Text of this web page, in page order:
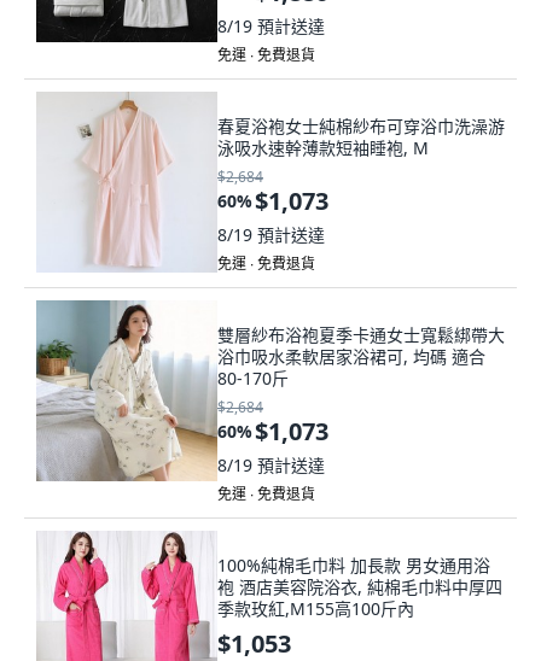
8/19 預計送達
免運 ∙ 免費退貨
春夏浴袍女士純棉紗布可穿浴巾洗澡游
泳吸水速幹薄款短袖睡袍, M
$2,684
60%$1,073
8/19 預計送達
免運 ∙ 免費退貨
雙層紗布浴袍夏季卡通女士寬鬆綁帶大
浴巾吸水柔軟居家浴裙可, 均碼 適合
80-170斤
$2,684
60%$1,073
8/19 預計送達
免運 ∙ 免費退貨
100%純棉毛巾料 加長款 男女通用浴
袍 酒店美容院浴衣, 純棉毛巾料中厚四
季款玫紅,M155高100斤內
$1,053